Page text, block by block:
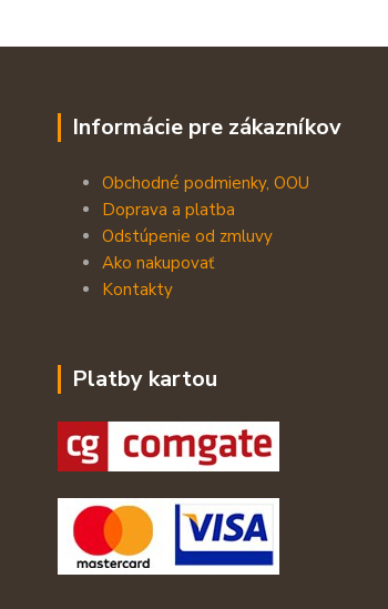
Informácie pre zákazníkov
Obchodné podmienky, OOU
Doprava a platba
Odstúpenie od zmluvy
Ako nakupovať
Kontakty
Platby kartou